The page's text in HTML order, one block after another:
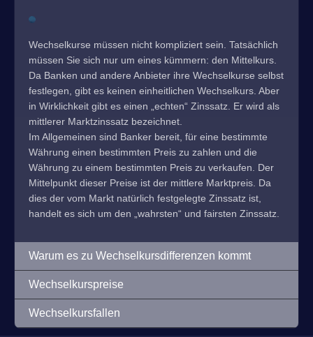
Wechselkurse müssen nicht kompliziert sein. Tatsächlich
müssen Sie sich nur um eines kümmern: den Mittelkurs.
Da Banken und andere Anbieter ihre Wechselkurse selbst
festlegen, gibt es keinen einheitlichen Wechselkurs. Aber
in Wirklichkeit gibt es einen „echten“ Zinssatz. Er wird als
mittlerer Marktzinssatz bezeichnet.
Im Allgemeinen sind Banker bereit, für eine bestimmte
Währung einen bestimmten Preis zu zahlen und die
Währung zu einem bestimmten Preis zu verkaufen. Der
Mittelpunkt dieser Preise ist der mittlere Marktpreis. Da
dies der vom Markt natürlich festgelegte Zinssatz ist,
handelt es sich um den „wahrsten“ und fairsten Zinssatz.
Warum es zu Wechselkursdifferenzen kommt
Wechselkurspreise
Wechselkursfallen